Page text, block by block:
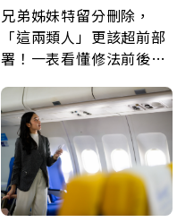
兄弟姊妹特留分刪除，
「這兩類人」更該超前部
署！一表看懂修法前後差
更多